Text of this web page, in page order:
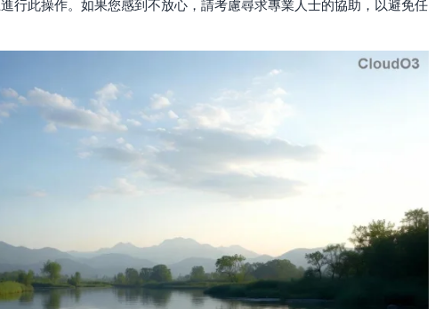
行此操作。如果您感到不放心，請考慮尋求專業人士的協助，以避免任